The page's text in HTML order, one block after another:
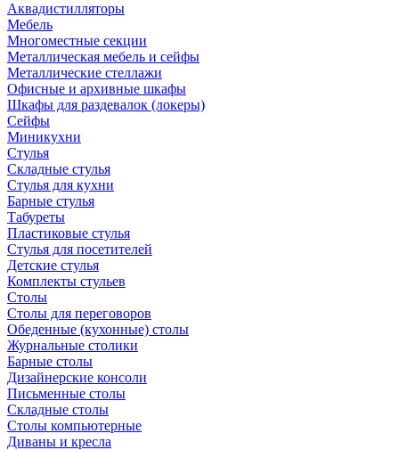
Аквадистилляторы
Мебель
Многоместные секции
Металлическая мебель и сейфы
Металлические стеллажи
Офисные и архивные шкафы
Шкафы для раздевалок (локеры)
Сейфы
Миникухни
Стулья
Складные стулья
Стулья для кухни
Барные стулья
Табуреты
Пластиковые стулья
Стулья для посетителей
Детские стулья
Комплекты стульев
Столы
Столы для переговоров
Обеденные (кухонные) столы
Журнальные столики
Барные столы
Дизайнерские консоли
Письменные столы
Складные столы
Столы компьютерные
Диваны и кресла